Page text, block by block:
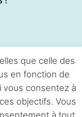
que celle des
en fonction de
vous consentez à
objectifs. Vous